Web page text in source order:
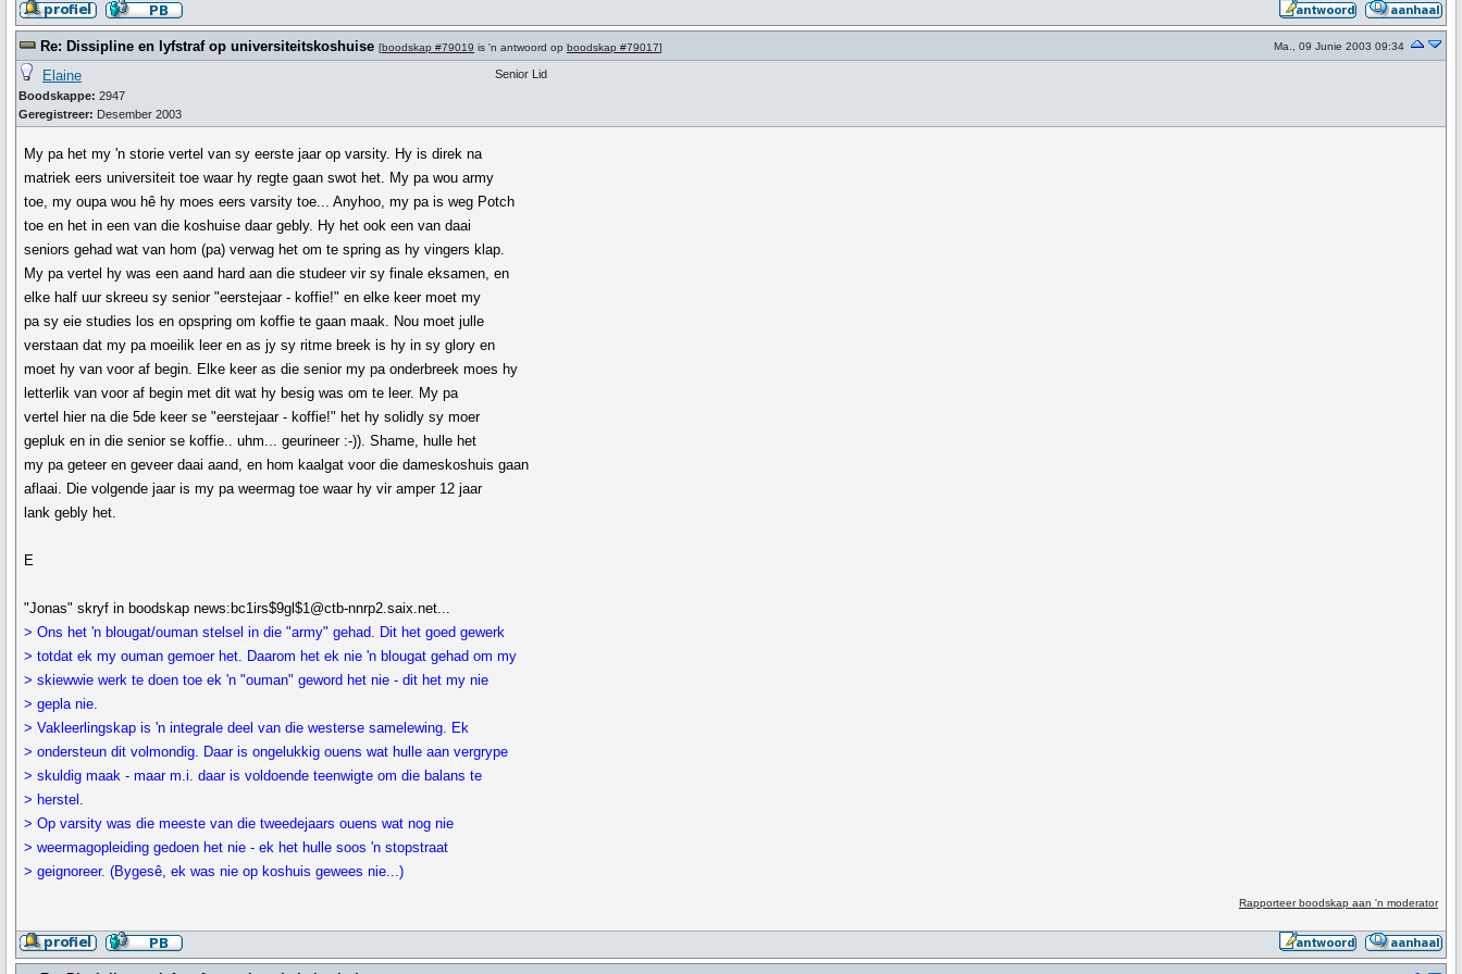
Re: Dissipline en lyfstraf op universiteitskoshuise [boodskap #79019 is 'n antwoord op boodskap #79017] Ma., 09 Junie 2003 09:34
Elaine
Boodskappe: 2947
Geregistreer: Desember 2003
Senior Lid
My pa het my 'n storie vertel van sy eerste jaar op varsity. Hy is direk na
matriek eers universiteit toe waar hy regte gaan swot het. My pa wou army
toe, my oupa wou hê hy moes eers varsity toe... Anyhoo, my pa is weg Potch
toe en het in een van die koshuise daar gebly. Hy het ook een van daai
seniors gehad wat van hom (pa) verwag het om te spring as hy vingers klap.
My pa vertel hy was een aand hard aan die studeer vir sy finale eksamen, en
elke half uur skreeu sy senior "eerstejaar - koffie!" en elke keer moet my
pa sy eie studies los en opspring om koffie te gaan maak. Nou moet julle
verstaan dat my pa moeilik leer en as jy sy ritme breek is hy in sy glory en
moet hy van voor af begin. Elke keer as die senior my pa onderbreek moes hy
letterlik van voor af begin met dit wat hy besig was om te leer. My pa
vertel hier na die 5de keer se "eerstejaar - koffie!" het hy solidly sy moer
gepluk en in die senior se koffie.. uhm... geurineer :-)). Shame, hulle het
my pa geteer en geveer daai aand, en hom kaalgat voor die dameskoshuis gaan
aflaai. Die volgende jaar is my pa weermag toe waar hy vir amper 12 jaar
lank gebly het.
E
"Jonas" skryf in boodskap news:bc1irs$9gl$1@ctb-nnrp2.saix.net...
> Ons het 'n blougat/ouman stelsel in die "army" gehad. Dit het goed gewerk
> totdat ek my ouman gemoer het. Daarom het ek nie 'n blougat gehad om my
> skiewwie werk te doen toe ek 'n "ouman" geword het nie - dit het my nie
> gepla nie.
> Vakleerlingskap is 'n integrale deel van die westerse samelewing. Ek
> ondersteun dit volmondig. Daar is ongelukkig ouens wat hulle aan vergrype
> skuldig maak - maar m.i. daar is voldoende teenwigte om die balans te
> herstel.
> Op varsity was die meeste van die tweedejaars ouens wat nog nie
> weermagopleiding gedoen het nie - ek het hulle soos 'n stopstraat
> geignoreer. (Bygesê, ek was nie op koshuis gewees nie...)
Rapporteer boodskap aan 'n moderator